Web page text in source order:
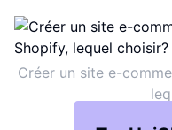
Créer un site e-